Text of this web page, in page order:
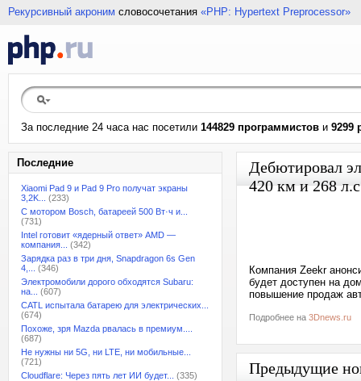
Рекурсивный акроним словосочетания «PHP: Hypertext Preprocessor»
За последние 24 часа нас посетили 144829 программистов и 9299
Последние
Xiaomi Pad 9 и Pad 9 Pro получат экраны
3,2K...
(233)
С мотором Bosch, батареей 500 Вт·ч и...
(731)
Intel готовит «ядерный ответ» AMD —
компания...
(342)
Зарядка раз в три дня, Snapdragon 6s Gen
4,...
(346)
Электромобили дорого обходятся Subaru:
на...
(607)
CATL испытала батарею для электрических...
(674)
Похоже, зря Mazda рвалась в премиум....
(687)
Не нужны ни 5G, ни LTE, ни мобильные...
(721)
Cloudflare: Через пять лет ИИ будет...
(335)
Дебютировал
420 км и 268
Компания Zeekr
будет доступен на
повышение продаж
Подробнее на 3Dnews.ru
Предыдущие